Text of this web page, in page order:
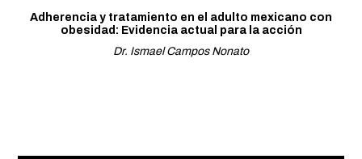
Adherencia y tratamiento en el adulto mexicano con
obesidad: Evidencia actual para la acción
Dr. Ismael Campos Nonato